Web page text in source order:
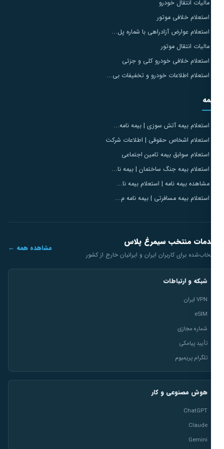
مالیات انتقال خودرو
استعلام خلافی موتور
استعلام عوارض آزادراهی با شماره پل...
مالیات انتقال موتور
استعلام خلافی خودرو کلی و جزئی
استعلام اطلاعات خودرو و تخفیفات بی...
استعلام بیمه آتش سوزی | بیمه نامه...
استعلام اشخاص حقوقی | اطلاعات شرکت
استعلام سوابق بیمه تامین اجتماعی
استعلام بیمه جنگ ساختمان | بیمه نا...
مشاهده بیمه نامه | استعلام بیمه نا...
استعلام بیمه مسافرتی | بیمه نامه م...
منتخب سیمرغ پلاس
برای کاربران ایران و ایرانیان خارج از کشور
مشاهده همه ←
شبکه و ارتباطات
شماره مجازی
تأیید پیامکی
تلگرام پریمیوم
هوش مصنوعی و کار
ChatGPT
Claude
Gemini